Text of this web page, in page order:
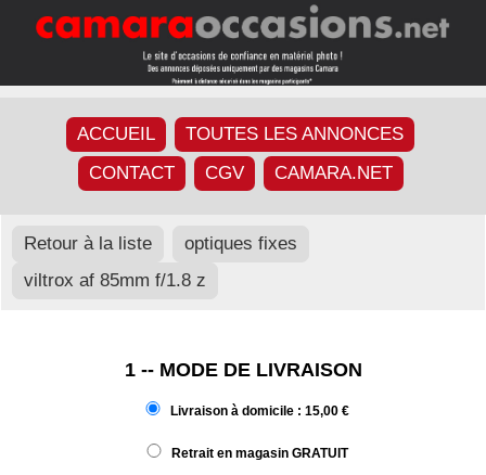
ACCUEIL
TOUTES LES ANNONCES
CONTACT
CGV CAMARA.NET
Retour à la liste
optiques fixes
viltrox af 85mm f/1.8 z
1 -- MODE DE LIVRAISON
Livraison à domicile : 15,00 €
Retrait en magasin GRATUIT